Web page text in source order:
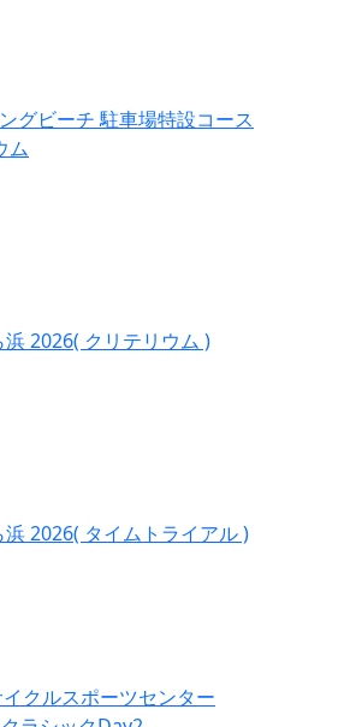
グビーチ 駐車場特設コース
ム
2026( クリテリウム )
2026( タイムトライアル )
クルスポーツセンター